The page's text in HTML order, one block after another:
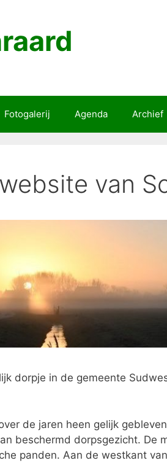
Fotogalerij Agenda Archief
van
dorpje in de gemeente
de jaren heen gelijk
beschermd dorpsgezicht. De
panden. Aan de westkant